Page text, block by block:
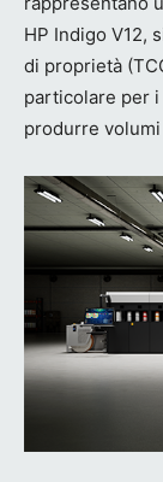
HP Indigo V12,
di proprietà
particolare per
produrre volumi